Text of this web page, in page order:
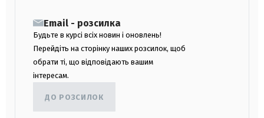
Email - розсилка
Будьте в курсі всіх новин і оновлень!
Перейдіть на сторінку наших розсилок, щоб
обрати ті, що відповідають вашим
інтересам.
ДО РОЗСИЛОК